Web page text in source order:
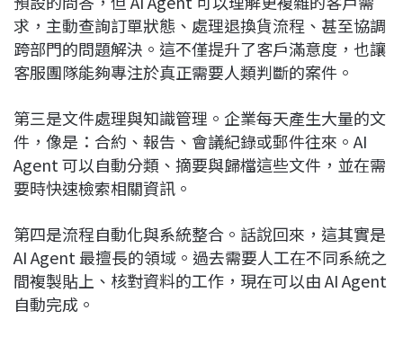
求，主動查詢訂單狀態、處理退換貨流程、甚至協調
跨部門的問題解決。這不僅提升了客戶滿意度，也讓
客服團隊能夠專注於真正需要人類判斷的案件。
第三是文件處理與知識管理。企業每天產生大量的文
件，像是：合約、報告、會議紀錄或郵件往來。AI
Agent 可以自動分類、摘要與歸檔這些文件，並在需
要時快速檢索相關資訊。
第四是流程自動化與系統整合。話說回來，這其實是
AI Agent 最擅長的領域。過去需要人工在不同系統之
間複製貼上、核對資料的工作，現在可以由 AI Agent
自動完成。